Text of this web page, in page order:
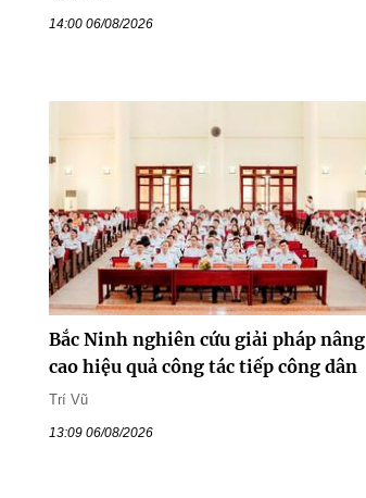
14:00 06/08/2026
Bắc Ninh nghiên cứu giải pháp nâng
cao hiệu quả công tác tiếp công dân
Trí Vũ
13:09 06/08/2026